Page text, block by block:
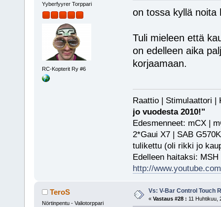
Yyberfyyrer Torppari
RC-Kopterit Ry #6
on tossa kyllä noita
Tuli mieleen että
on edelleen aika
korjaamaan.
Raattio |
jo vuodesta 2010!"
Edesmenneet: mCX |
2*Gaui X7 | SAB
tulikettu (oli rikki jo
Edelleen haitaksi:
http://
TeroS
Nörtinpentu - Valiotorppari
Vs: V-Bar Control Touch
« Vastaus #28 : 11 Huhtikuu,